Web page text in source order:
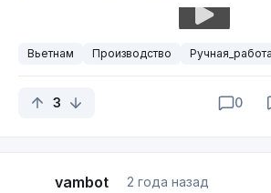
Вьетнам Производство Ручная_работа
3 0
vambot 2 года назад